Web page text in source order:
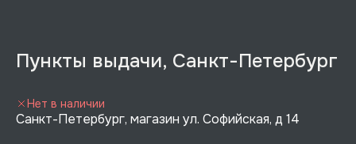
Пункты выдачи, Санкт-Петербург
Санкт-Петербург, магазин ул. Софийская, д 14
Нет в наличии